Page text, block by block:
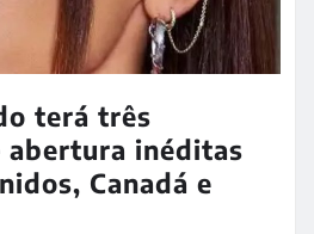
terá três
abertura inéditas
Canadá e